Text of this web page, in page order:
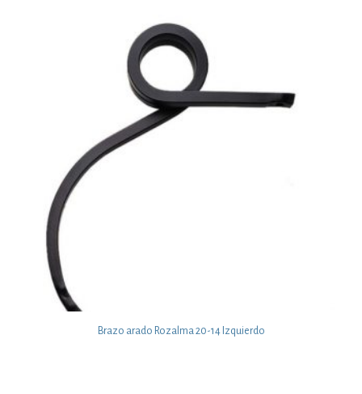
Brazo arado Rozalma 20-14 Izquierdo